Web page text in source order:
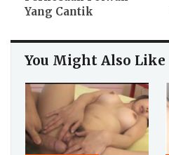
Yang Cantik
You Might Also Like